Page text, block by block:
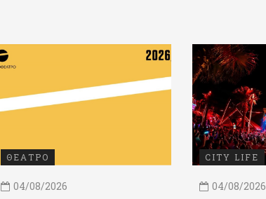
ΘΕΑΤΡΟ
04/08/2026
CITY LIFE
04/08/2026